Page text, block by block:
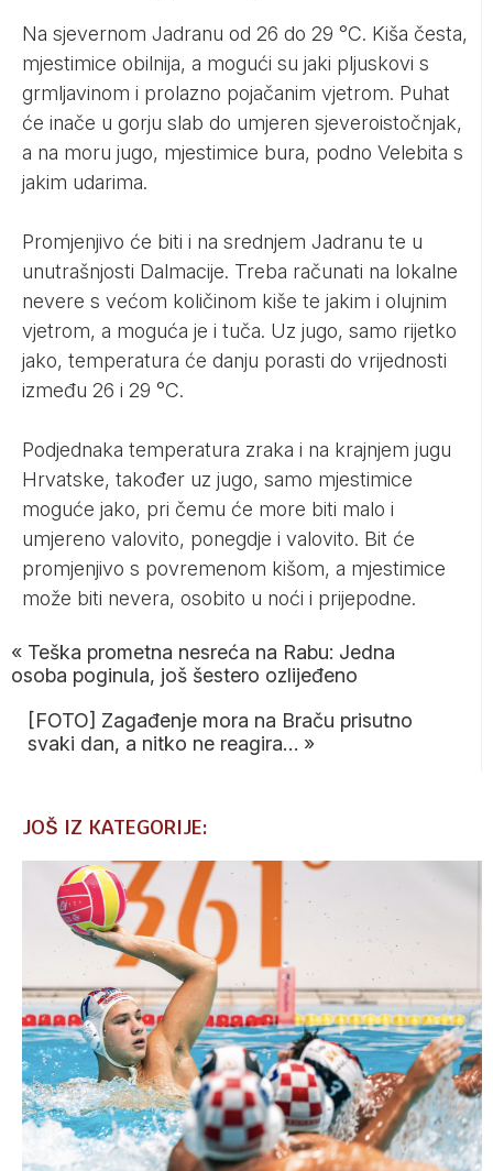
Na sjevernom Jadranu od 26 do 29 °C. Kiša česta,
mjestimice obilnija, a mogući su jaki pljuskovi s
grmljavinom i prolazno pojačanim vjetrom. Puhat
će inače u gorju slab do umjeren sjeveroistočnjak,
a na moru jugo, mjestimice bura, podno Velebita s
jakim udarima.
Promjenjivo će biti i na srednjem Jadranu te u
unutrašnjosti Dalmacije. Treba računati na lokalne
nevere s većom količinom kiše te jakim i olujnim
vjetrom, a moguća je i tuča. Uz jugo, samo rijetko
jako, temperatura će danju porasti do vrijednosti
između 26 i 29 °C.
Podjednaka temperatura zraka i na krajnjem jugu
Hrvatske, također uz jugo, samo mjestimice
moguće jako, pri čemu će more biti malo i
umjereno valovito, ponegdje i valovito. Bit će
promjenjivo s povremenom kišom, a mjestimice
može biti nevera, osobito u noći i prijepodne.
« Teška prometna nesreća na Rabu: Jedna
osoba poginula, još šestero ozlijeđeno
[FOTO] Zagađenje mora na Braču prisutno
svaki dan, a nitko ne reagira… »
JOŠ IZ KATEGORIJE: